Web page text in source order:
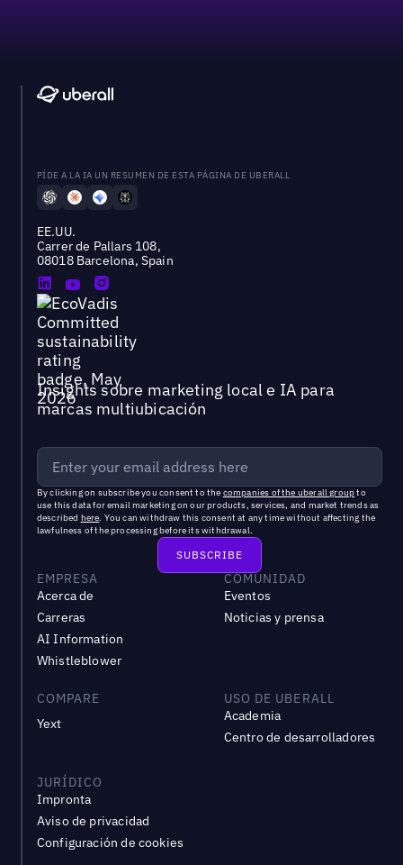
PÍDE A LA IA UN RESUMEN DE ESTA PÁGINA DE UBERALL
EE.UU.
Carrer de Pallars 108,
08018 Barcelona, Spain
Insights sobre marketing local e IA para
marcas multiubicación
By clicking on subscribe you consent to the companies of the uberall groupto
use this data for email marketing on our products, services, and market trends as
described here. You can withdraw this consent at any time without affecting the
lawfulness of the processing before its withdrawal.
EMPRESA
Acerca de
Carreras
AI Information
Whistleblower
COMUNIDAD
Eventos
Noticias y prensa
COMPARE
Yext
USO DE UBERALL
Academia
Centro de desarrolladores
JURÍDICO
Impronta
Aviso de privacidad
Configuración de cookies